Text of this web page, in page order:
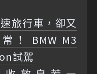
旅行車，卻又
！ BMW M3
試駕